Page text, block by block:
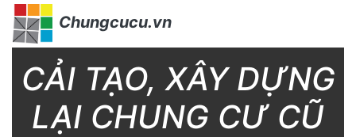
Chungcucu.vn
CẢI TẠO, XÂY DỰNG
LẠI CHUNG CƯ CŨ